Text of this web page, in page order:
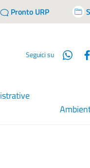
Pronto URP
Seguici su